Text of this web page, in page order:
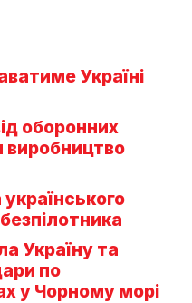
Україні
оборонних
виробництво
Україну та
по
у Чорному морі